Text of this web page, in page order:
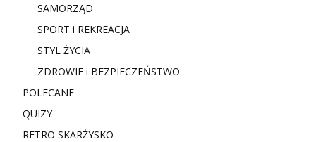
SAMORZĄD
SPORT i REKREACJA
STYL ŻYCIA
ZDROWIE i BEZPIECZEŃSTWO
POLECANE
QUIZY
RETRO SKARŻYSKO